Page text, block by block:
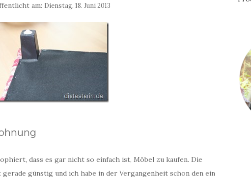
am: Dienstag, 18. Juni 2013
dass es gar nicht so einfach ist, Möbel zu kaufen. Die
günstig und ich habe in der Vergangenheit schon den ein